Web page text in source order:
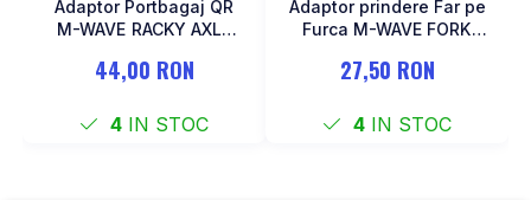
Adaptor Portbagaj QR
M-WAVE RACKY AXLE
44,00 RON
4 IN STOC
Adaptor prindere Far pe
Furca M-WAVE FORK
27,50 RON
4 IN STOC